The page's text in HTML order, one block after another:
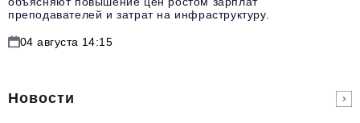
преподавателей и затрат на инфраструктуру.
04 августа 14:15
Новости